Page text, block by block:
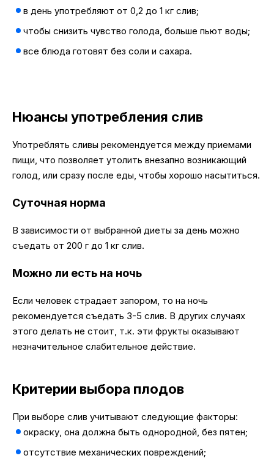
в день употребляют от 0,2 до 1 кг слив;
чтобы снизить чувство голода, больше пьют воды;
все блюда готовят без соли и сахара.
Нюансы употребления слив
Употреблять сливы рекомендуется между приемами
пищи, что позволяет утолить внезапно возникающий
голод, или сразу после еды, чтобы хорошо насытиться.
Суточная норма
В зависимости от выбранной диеты за день можно
съедать от 200 г до 1 кг слив.
Можно ли есть на ночь
Если человек страдает запором, то на ночь
рекомендуется съедать 3-5 слив. В других случаях
этого делать не стоит, т.к. эти фрукты оказывают
незначительное слабительное действие.
Критерии выбора плодов
При выборе слив учитывают следующие факторы:
окраску, она должна быть однородной, без пятен;
отсутствие механических повреждений;